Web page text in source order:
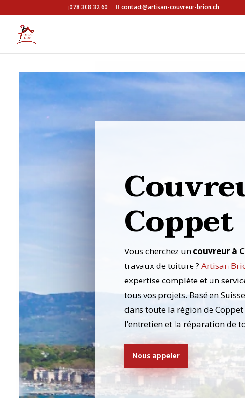
078 308 32 60 contact@artisan-couvreur-brion.ch
Coppet
Vous cherchez un couvreur à
travaux de toiture ?Artisan
expertise complète et un
tous vos projets. Basé en
dans toute la région de
l’entretien et la réparation de
Nous appeler